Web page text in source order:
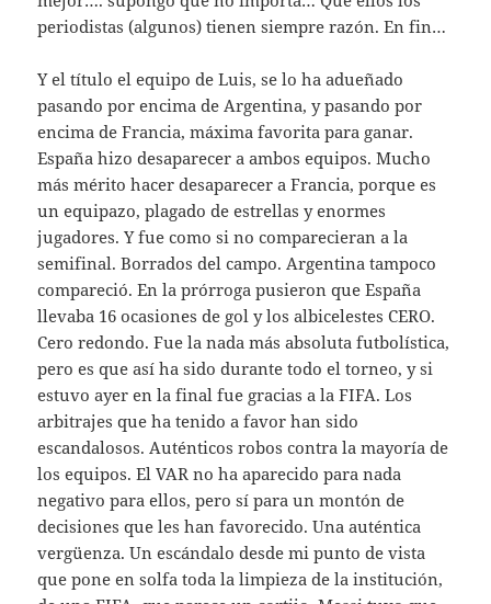
periodistas (algunos) tienen siempre razón. En fin…
Y el título el equipo de Luis, se lo ha adueñado
pasando por encima de Argentina, y pasando por
encima de Francia, máxima favorita para ganar.
España hizo desaparecer a ambos equipos. Mucho
más mérito hacer desaparecer a Francia, porque es
un equipazo, plagado de estrellas y enormes
jugadores. Y fue como si no comparecieran a la
semifinal. Borrados del campo. Argentina tampoco
compareció. En la prórroga pusieron que España
llevaba 16 ocasiones de gol y los albicelestes CERO.
Cero redondo. Fue la nada más absoluta futbolística,
pero es que así ha sido durante todo el torneo, y si
estuvo ayer en la final fue gracias a la FIFA. Los
arbitrajes que ha tenido a favor han sido
escandalosos. Auténticos robos contra la mayoría de
los equipos. El VAR no ha aparecido para nada
negativo para ellos, pero sí para un montón de
decisiones que les han favorecido. Una auténtica
vergüenza. Un escándalo desde mi punto de vista
que pone en solfa toda la limpieza de la institución,